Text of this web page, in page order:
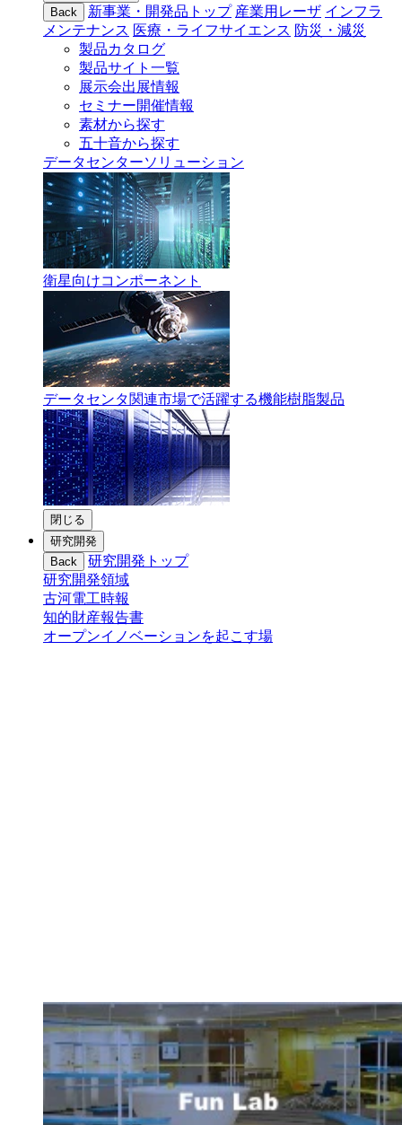
Back 新事業・開発品トップ 産業用レーザ インフラ
メンテナンス 医療・ライフサイエンス 防災・減災
製品カタログ
製品サイト一覧
展示会出展情報
セミナー開催情報
素材から探す
五十音から探す
データセンターソリューション
衛星向けコンポーネント
データセンタ関連市場で活躍する機能樹脂製品
閉じる
研究開発
Back
研究開発トップ
研究開発領域
古河電工時報
知的財産報告書
オープンイノベーションを起こす場